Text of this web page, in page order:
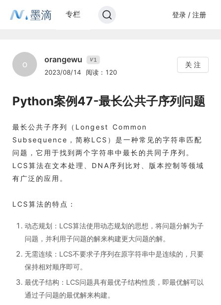
墨滴 专栏 登录 / 注册
o orangewu V1
2023/08/14 阅读：120
关 注
Python案例47-最长公共子序列问题
最长公共子序列（Longest Common
Subsequence，简称LCS）是一种常见的字符串匹配
问题，它用于找到两个字符串中最长的共同子序列。
LCS算法在文本处理、DNA序列比对、版本控制等领域
有广泛的应用。
LCS算法的特点：
动态规划：LCS算法使用动态规划的思想，将问题分解为子
问题，并利用子问题的解来构建更大问题的解。
无需连续：LCS不要求子序列在原字符串中是连续的，只要
保持相对顺序即可。
最优子结构：LCS问题具有最优子结构性质，即最优解可以
通过子问题的最优解来构建。